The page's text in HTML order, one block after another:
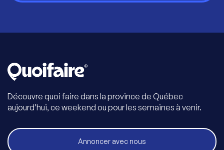
Découvre quoi faire dans la province de Québec
aujourd’hui, ce weekend ou pour les semaines à venir.
Annoncer avec nous